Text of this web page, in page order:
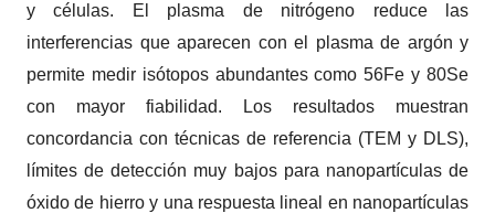
y células. El plasma de nitrógeno reduce las
interferencias que aparecen con el plasma de argón y
permite medir isótopos abundantes como 56Fe y 80Se
con mayor fiabilidad. Los resultados muestran
concordancia con técnicas de referencia (TEM y DLS),
límites de detección muy bajos para nanopartículas de
óxido de hierro y una respuesta lineal en nanopartículas